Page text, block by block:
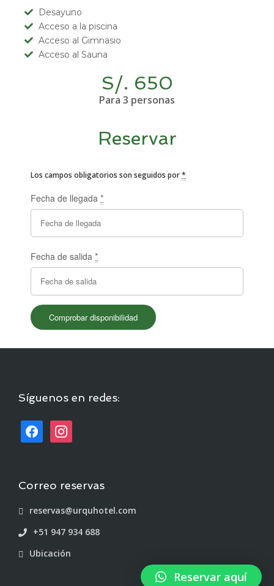
Desayuno
Acceso a la piscina
Acceso al Gimnasio
Acceso al Sauna
S/. 650
Para 3 personas
Reservar
Los campos obligatorios son seguidos por*
Fecha de llegada *
Fecha de salida *
Síguenos en redes:
Correo reservas
reservas@urquhotel.com
+51 947 934 688
Ubicación
Reservar aquí